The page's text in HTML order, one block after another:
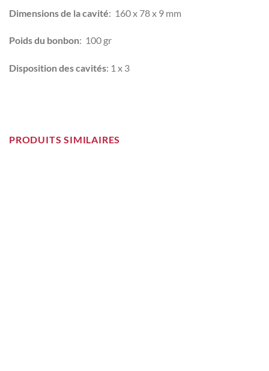
Dimensions de la cavité: 160 x 78 x 9 mm
Poids du bonbon: 100 gr
Disposition des cavités: 1 x 3
PRODUITS SIMILAIRES